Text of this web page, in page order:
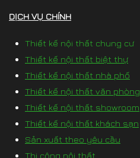
DỊCH VỤ CHÍNH
Thiết kế nội thất chung cư
Thiết kế nội thất biệt thự
Thiết kế nội thất nhà phố
Thiết kế nội thất văn phòng
Thiết kế nội thất showroom
Thiết kế nội thất khách sạn
Sản xuất theo yêu cầu
Thi công nội thất